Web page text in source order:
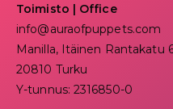
Toimisto | Office
info@auraofpuppets.com
Manilla, Itäinen Rantakatu
20810 Turku
Y-tunnus: 2316850-0